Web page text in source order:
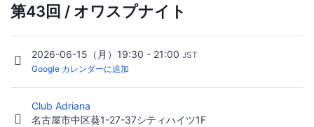
第43回 / オワスプナイト
2026-06-15（月）19:30 - 21:00 JST
Google カレンダーに追加
Club Adriana
名古屋市中区葵1-27-37シティハイツ1F